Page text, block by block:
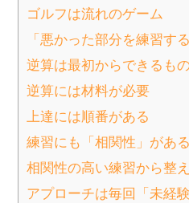
ゴルフは流れのゲーム
「悪かった部分を練習す
逆算は最初からできるも
逆算には材料が必要
上達には順番がある
練習にも「相関性」がある
相関性の高い練習から整
アプローチは毎回「未経験